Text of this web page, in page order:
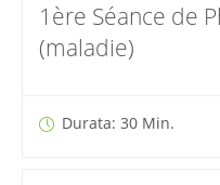
1ère Séance de
(maladie)
Durata: 30 Min.